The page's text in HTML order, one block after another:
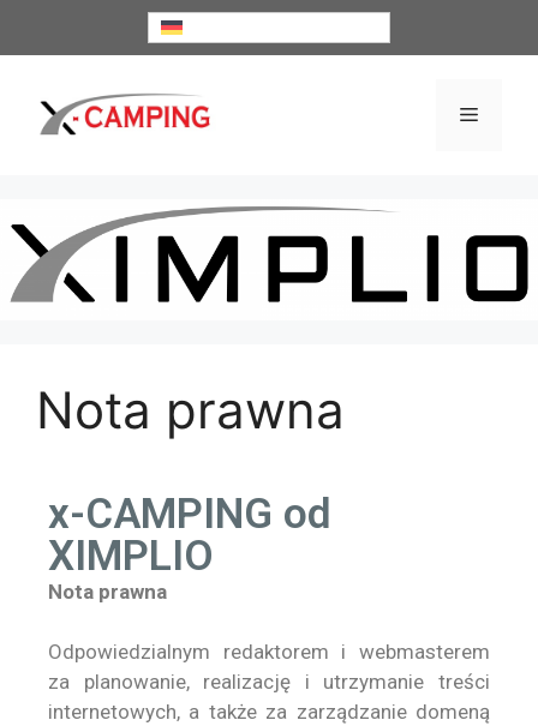
Nota prawna
x-CAMPING od
XIMPLIO
Nota prawna
Odpowiedzialnym redaktorem i webmasterem
za planowanie, realizację i utrzymanie treści
internetowych, a także za zarządzanie domeną